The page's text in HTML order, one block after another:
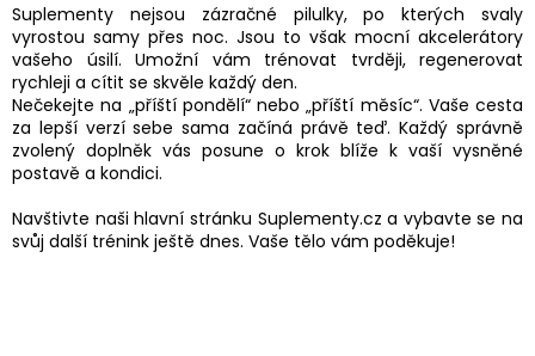
Suplementy nejsou zázračné pilulky, po kterých svaly
vyrostou samy přes noc. Jsou to však mocní akcelerátory
vašeho úsilí. Umožní vám trénovat tvrději, regenerovat
rychleji a cítit se skvěle každý den.
Nečekejte na „příští pondělí“ nebo „příští měsíc“. Vaše cesta
za lepší verzí sebe sama začíná právě teď. Každý správně
zvolený doplněk vás posune o krok blíže k vaší vysněné
postavě a kondici.
Navštivte naši hlavní stránku Suplementy.cz a vybavte se na
svůj další trénink ještě dnes. Vaše tělo vám poděkuje!